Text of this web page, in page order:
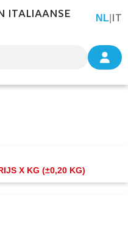
ITALIAANSE
TAALNL IT
X KG (±0,20 KG)